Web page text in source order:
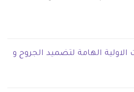
الاولية الهامة لتضميد الجروح و